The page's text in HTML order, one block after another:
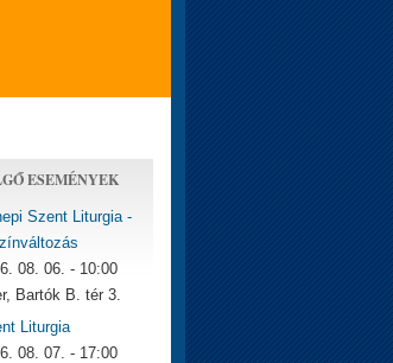
ESEMÉNYEK
Szent Liturgia -
08. 06. - 10:00
Bartók B. tér 3.
Liturgia
08. 07. - 17:00